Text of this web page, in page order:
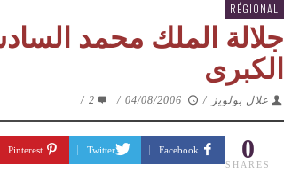
RÉGIONAL
جلالة الملك محمد
الكبرى
علال بولويز /
04/08/2006
/
2
/
0
SHARES
Facebook
Twitter
Pinterest